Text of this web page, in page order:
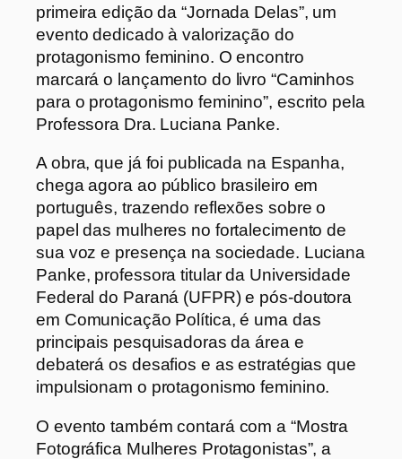
primeira edição da “Jornada Delas”, um
evento dedicado à valorização do
protagonismo feminino. O encontro
marcará o lançamento do livro “Caminhos
para o protagonismo feminino”, escrito pela
Professora Dra. Luciana Panke.
A obra, que já foi publicada na Espanha,
chega agora ao público brasileiro em
português, trazendo reflexões sobre o
papel das mulheres no fortalecimento de
sua voz e presença na sociedade. Luciana
Panke, professora titular da Universidade
Federal do Paraná (UFPR) e pós-doutora
em Comunicação Política, é uma das
principais pesquisadoras da área e
debaterá os desafios e as estratégias que
impulsionam o protagonismo feminino.
O evento também contará com a “Mostra
Fotográfica Mulheres Protagonistas”, a